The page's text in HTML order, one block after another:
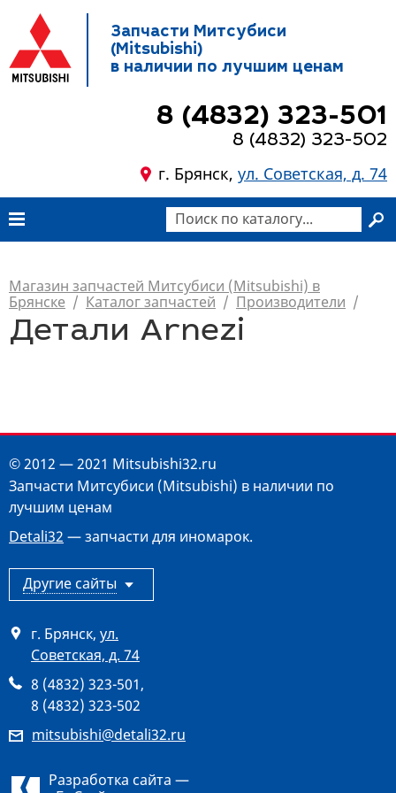
Запчасти Митсубиси
(Mitsubishi)
в наличии по лучшим ценам
8 (4832) 323-501
8 (4832) 323-502
г. Брянск, ул. Советская, д. 74
Магазин запчастей Митсубиси (Mitsubishi) в
Брянске / Каталог запчастей / Производители /
Детали Arnezi
© 2012 — 2021 Mitsubishi32.ru
Запчасти Митсубиси (Mitsubishi) в наличии по
лучшим ценам
Detali32 — запчасти для иномарок.
Другие сайты
г. Брянск, ул.
Советская, д. 74
8 (4832) 323-501,
8 (4832) 323-502
mitsubishi@detali32.ru
Разработка сайта —